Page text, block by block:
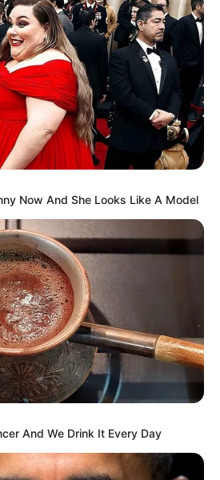
Now And She Looks Like A Model
And We Drink It Every Day